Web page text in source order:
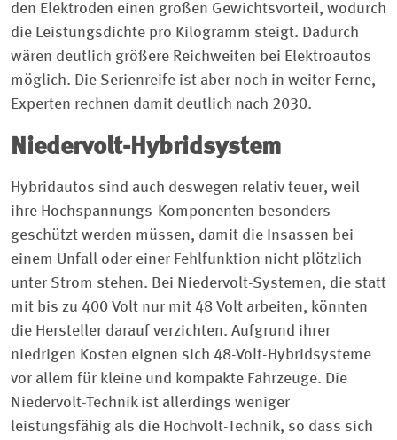
den Elektroden einen großen Gewichtsvorteil, wodurch
die Leistungsdichte pro Kilogramm steigt. Dadurch
wären deutlich größere Reichweiten bei Elektroautos
möglich. Die Serienreife ist aber noch in weiter Ferne,
Experten rechnen damit deutlich nach 2030.
Niedervolt-Hybridsystem
Hybridautos sind auch deswegen relativ teuer, weil
ihre Hochspannungs-Komponenten besonders
geschützt werden müssen, damit die Insassen bei
einem Unfall oder einer Fehlfunktion nicht plötzlich
unter Strom stehen. Bei Niedervolt-Systemen, die statt
mit bis zu 400 Volt nur mit 48 Volt arbeiten, könnten
die Hersteller darauf verzichten. Aufgrund ihrer
niedrigen Kosten eignen sich 48-Volt-Hybridsysteme
vor allem für kleine und kompakte Fahrzeuge. Die
Niedervolt-Technik ist allerdings weniger
leistungsfähig als die Hochvolt-Technik, so dass sich